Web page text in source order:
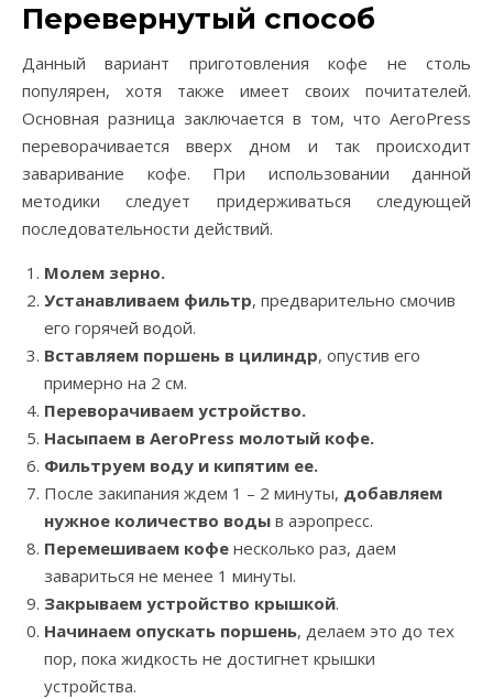
Перевернутый способ
Данный вариант приготовления кофе не столь
популярен, хотя также имеет своих почитателей.
Основная разница заключается в том, что AeroPress
переворачивается вверх дном и так происходит
заваривание кофе. При использовании данной
методики следует придерживаться следующей
последовательности действий.
Молем зерно.
Устанавливаем фильтр, предварительно смочив
его горячей водой.
Вставляем поршень в цилиндр, опустив его
примерно на 2 см.
Переворачиваем устройство.
Насыпаем в AeroPress молотый кофе.
Фильтруем воду и кипятим ее.
После закипания ждем 1 – 2 минуты, добавляем
нужное количество воды в аэропресс.
Перемешиваем кофе несколько раз, даем
завариться не менее 1 минуты.
Закрываем устройство крышкой.
Начинаем опускать поршень, делаем это до тех
пор, пока жидкость не достигнет крышки
устройства.